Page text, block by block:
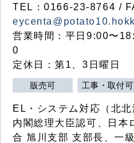
TEL：0166-23-8764 /
営業時間：平日9:00〜
0
定休日：第1、3日曜日
販売可 工事・取付可
EL・システム対応（北北
内閣総理大臣認可、日本
合 旭川支部 支部長、一